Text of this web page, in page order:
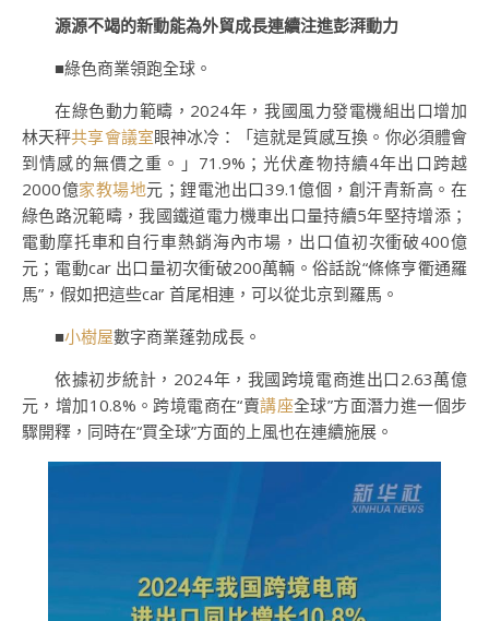
源源不竭的新動能為外貿成長連續注進彭湃動力
■綠色商業領跑全球。
在綠色動力範疇，2024年，我國風力發電機組出口增加
林天秤共享會議室眼神冰冷：「這就是質感互換。你必須體會
到情感的無價之重。」71.9%；光伏產物持續4年出口跨越
2000億家教場地元；鋰電池出口39.1億個，創汗青新高。在
綠色路況範疇，我國鐵道電力機車出口量持續5年堅持增添；
電動摩托車和自行車熱銷海內市場，出口值初次衝破400億
元；電動car 出口量初次衝破200萬輛。俗話說“條條亨衢通羅
馬”，假如把這些car 首尾相連，可以從北京到羅馬。
■小樹屋數字商業蓬勃成長。
依據初步統計，2024年，我國跨境電商進出口2.63萬億
元，增加10.8%。跨境電商在“賣講座全球”方面潛力進一個步
驟開釋，同時在“買全球”方面的上風也在連續施展。